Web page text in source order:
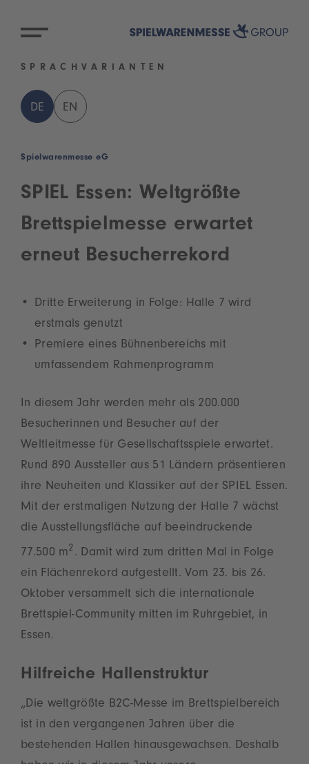
SPRACHVARIANTEN
DE EN
Spielwarenmesse eG
SPIEL Essen: Weltgrößte
Brettspielmesse erwartet
erneut Besucherrekord
Dritte Erweiterung in Folge: Halle 7 wird
erstmals genutzt
Premiere eines Bühnenbereichs mit
umfassendem Rahmenprogramm
In diesem Jahr werden mehr als 200.000
Besucherinnen und Besucher auf der
Weltleitmesse für Gesellschaftsspiele erwartet.
Rund 890 Aussteller aus 51 Ländern präsentieren
ihre Neuheiten und Klassiker auf der SPIEL Essen.
Mit der erstmaligen Nutzung der Halle 7 wächst
die Ausstellungsfläche auf beeindruckende
77.500 m2 . Damit wird zum dritten Mal in Folge
ein Flächenrekord aufgestellt. Vom 23. bis 26.
Oktober versammelt sich die internationale
Brettspiel-Community mitten im Ruhrgebiet, in
Essen.
Hilfreiche Hallenstruktur
„Die weltgrößte B2C-Messe im Brettspielbereich
ist in den vergangenen Jahren über die
bestehenden Hallen hinausgewachsen. Deshalb